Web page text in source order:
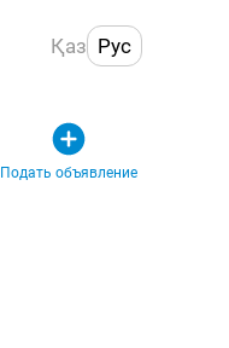
Қаз Рус
Подать объявление